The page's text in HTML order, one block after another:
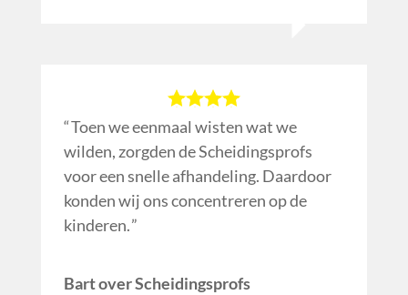
Toen we eenmaal wisten wat we
wilden, zorgden de Scheidingsprofs
voor een snelle afhandeling. Daardoor
konden wij ons concentreren op de
kinderen.
Bart over Scheidingsprofs